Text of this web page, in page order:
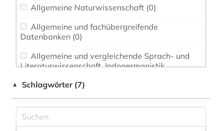
Allgemeine Naturwissenschaft (0)
Datenbanken (0)
Literaturwissenschaft. Indogermanistik.
Anglistik. Amerikanistik (0)
▲ Schlagwörter (7)